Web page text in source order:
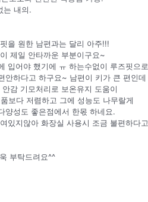
는 내의.
을 원한 남편과는 달리 아주!!!
제일 안타까운 부분이구요~
입어야 했기에 ㅠ 하는수없이 루즈핏으로
안하다고 하구요~ 남편이 키가 큰 편인데
감 기모처리로 보온유지 도움이
보다 저렴하고 그에 성능도 나무랄게
양성도 좋은점에서 한몫 하네요.
있지않아 화장실 사용시 조금 불편하다고
부탁드려요^^